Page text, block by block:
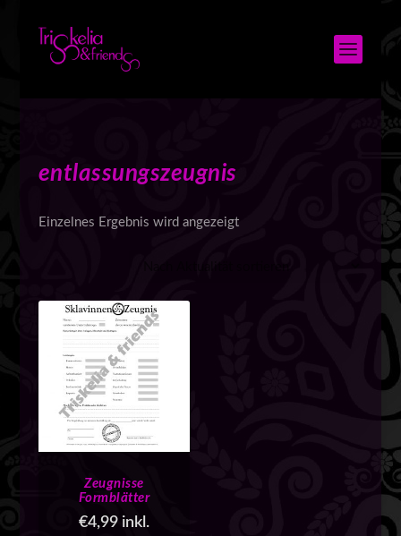
entlassungszeugnis
Einzelnes Ergebnis wird angezeigt
Zeugnisse
Formblätter
€4,99 inkl.